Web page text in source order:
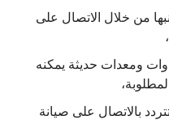
من خلال الاتصال على
ومعدات حديثة يمكنه
بالاتصال على صيانة